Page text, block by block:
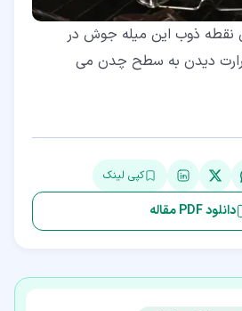
نقطه ذوب این میله جوش در
دیدن به سطح چدن می
کپی لینک
دانلود PDF مقاله